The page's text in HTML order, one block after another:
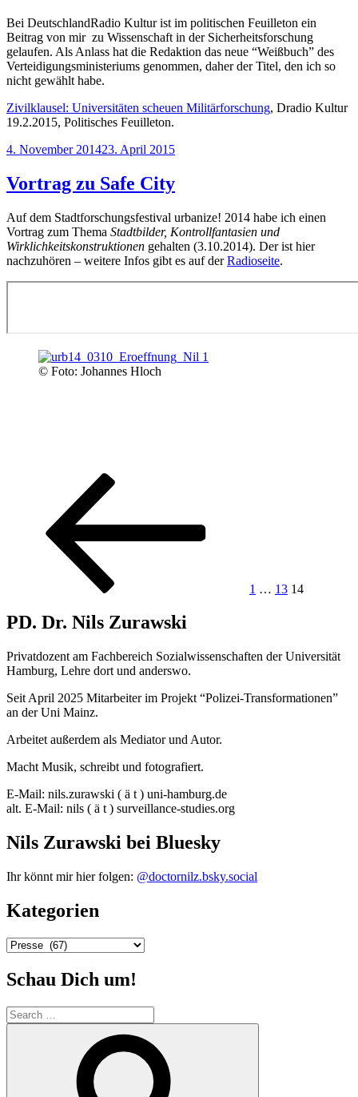
Bei DeutschlandRadio Kultur ist im politischen Feuilleton ein
Beitrag von mir zu Wissenschaft in der Sicherheitsforschung
gelaufen. Als Anlass hat die Redaktion das neue “Weißbuch” des
Verteidigungsministeriums genommen, daher der Titel, den ich so
nicht gewählt habe.
Zivilklausel: Universitäten scheuen Militärforschung, Dradio Kultur
19.2.2015, Politisches Feuilleton.
Posted
4. November 201423. April 2015
Vortrag zu Safe City
Auf dem Stadtforschungsfestival urbanize! 2014 habe ich einen
Vortrag zum Thema Stadtbilder, Kontrollfantasien und
Wirklichkeitskonstruktionen gehalten (3.10.2014). Der ist hier
nachzuhören – weitere Infos gibt es auf derRadioseite.
© Foto: Johannes Hloch
pagination
1 … 13 14
PD. Dr. Nils Zurawski
Privatdozent am Fachbereich Sozialwissenschaften der Universität
Hamburg, Lehre dort und anderswo.
Seit April 2025 Mitarbeiter im Projekt “Polizei-Transformationen”
an der Uni Mainz.
Arbeitet außerdem als Mediator und Autor.
Macht Musik, schreibt und fotografiert.
E-Mail: nils.zurawski ( ä t ) uni-hamburg.de
alt. E-Mail: nils ( ä t ) surveillance-studies.org
Nils Zurawski bei Bluesky
Ihr könnt mir hier folgen: @doctornilz.bsky.social
Kategorien
Kategorien
Schau Dich um!
Search
for: